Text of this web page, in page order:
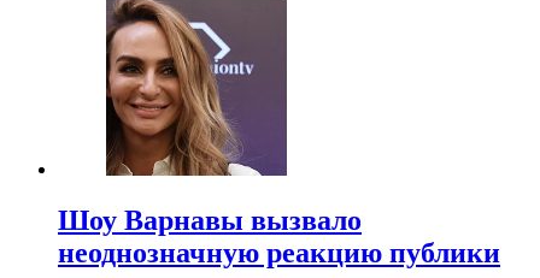
Шоу Варнавы вызвало
неоднозначную реакцию публики